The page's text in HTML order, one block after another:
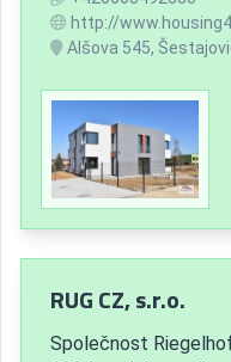
http://
Alšova 545,
RUG CZ, s.r.o.
Společnost